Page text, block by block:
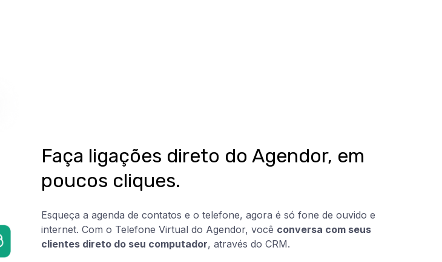
Faça ligações direto do Agendor, em
poucos cliques.
Esqueça a agenda de contatos e o telefone, agora é só fone de ouvido e
internet. Com o Telefone Virtual do Agendor, você conversa com seus
clientes direto do seu computador, através do CRM.